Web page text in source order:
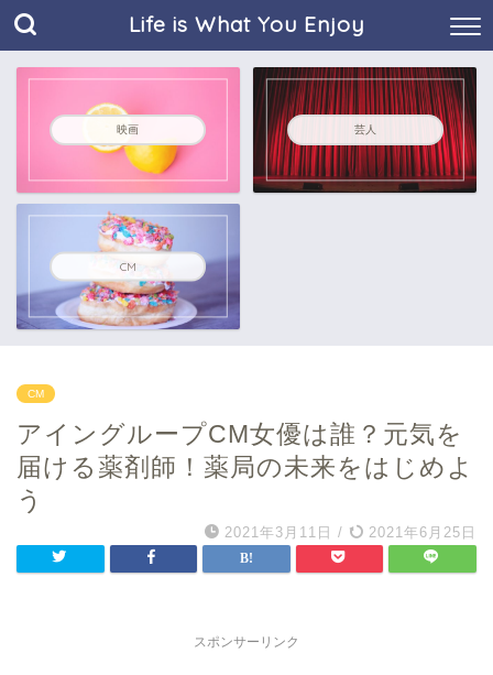
Life is What You Enjoy
映画 芸人
CM
CM
アイングループCM女優は誰？元気を
届ける薬剤師！薬局の未来をはじめよ
う
2021年3月11日 / 2021年6月25日
スポンサーリンク